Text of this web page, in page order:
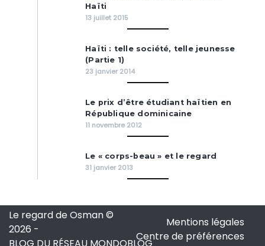
Haïti
13 juillet 2015
Haïti : telle société, telle jeunesse
(Partie 1)
23 janvier 2014
Le prix d’être étudiant haïtien en
République dominicaine
11 novembre 2012
Le « corps-beau » et le regard
31 janvier 2013
Le regard de Osman ©
2026 -
Mentions légales
Centre de préférences